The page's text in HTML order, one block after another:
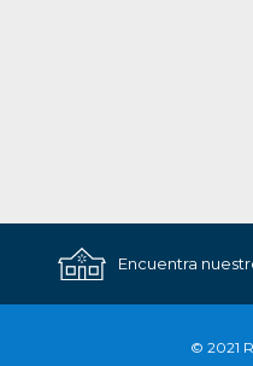
Encuentra
© 2021